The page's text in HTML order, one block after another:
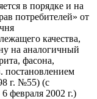
в порядке и на
потребителей» от
качества,
на аналогичный
фасона,
постановлением
г. №55) (с
февраля 2002 г.)